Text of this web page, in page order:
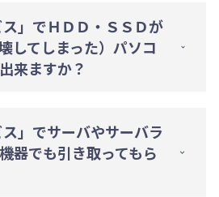
」でＨＤＤ・ＳＳＤが
してしまった）パソコ
来ますか？
」でサーバやサーバラ
器でも引き取ってもら